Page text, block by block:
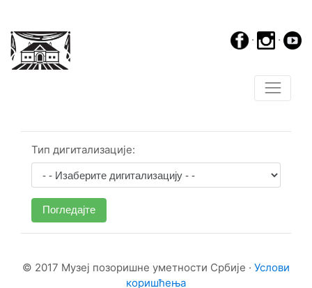
· ·
Тип дигитализације:
Погледајте
© 2017 Музеј позоришне уметности Србије · Услови
коришћења